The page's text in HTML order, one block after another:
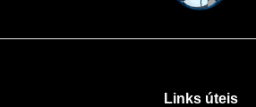
Links úteis